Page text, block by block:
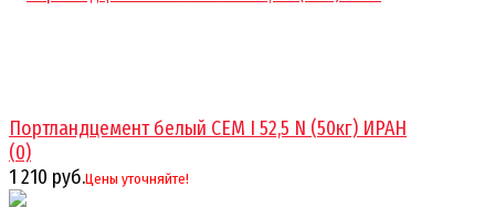
Портландцемент белый CEM I 52,5 N (50кг) ИРАН
(0)
1 210 руб.Цены уточняйте!